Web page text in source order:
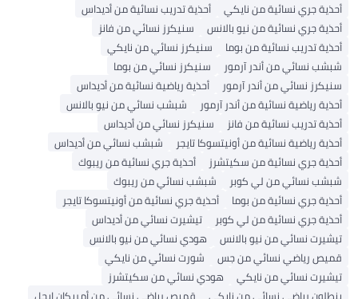
أحذية جري نسائية من نايكي
أحذية تدريب نسائية من أديداس
أحذية جري نسائية من نيو بالانس
سنيكرز نسائي من فانز
أحذية تدريب نسائية من بوما
سنيكرز نسائي من نايكي
شبشب نسائي من أندر آرمور
سنيكرز نسائي من بوما
سنيكرز نسائي من أندر آرمور
أحذية رياضية نسائية من أديداس
أحذية رياضية نسائية من أندر آرمور
شبشب نسائي من نيو بالانس
أحذية تدريب نسائية من فانز
سنيكرز نسائي من أديداس
أحذية رياضية نسائية من أونيتسوكا تايجر
شبشب نسائي من أديداس
أحذية جري نسائية من سكيتشرز
أحذية جري نسائية من ريبوك
شبشب نسائي من لي كوبر
شبشب نسائي من ريبوك
أحذية جري نسائية من بوما
أحذية جري نسائية من أونيتسوكا تايجر
أحذية جري نسائية من لي كوبر
تيشيرت نسائي من أديداس
تيشيرت نسائي من نيو بالانس
هودي نسائي من نيو بالانس
قميص رياضي نسائي من جس
شورت نسائي من نايكي
تيشيرت نسائي من نايكي
هودي نسائي من سكيتشرز